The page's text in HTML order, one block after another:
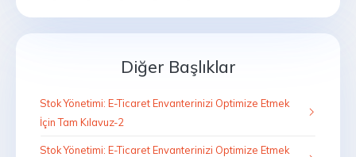
Diğer Başlıklar
Stok Yönetimi: E-Ticaret Envanterinizi Optimize Etmek
İçin Tam Kılavuz-2
Stok Yönetimi: E-Ticaret Envanterinizi Optimize Etmek